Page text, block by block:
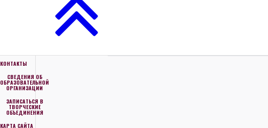
КОНТАКТЫ
СВЕДЕНИЯ ОБ
ОБРАЗОВАТЕЛЬНОЙ
ОРГАНИЗАЦИИ
ЗАПИСАТЬСЯ В
ТВОРЧЕСКИЕ
ОБЪЕДИНЕНИЯ
КАРТА САЙТА